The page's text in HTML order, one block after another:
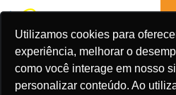
Utilizamos cookies para
experiência, melhorar o
como você interage em nosso
personalizar conteúdo. Ao